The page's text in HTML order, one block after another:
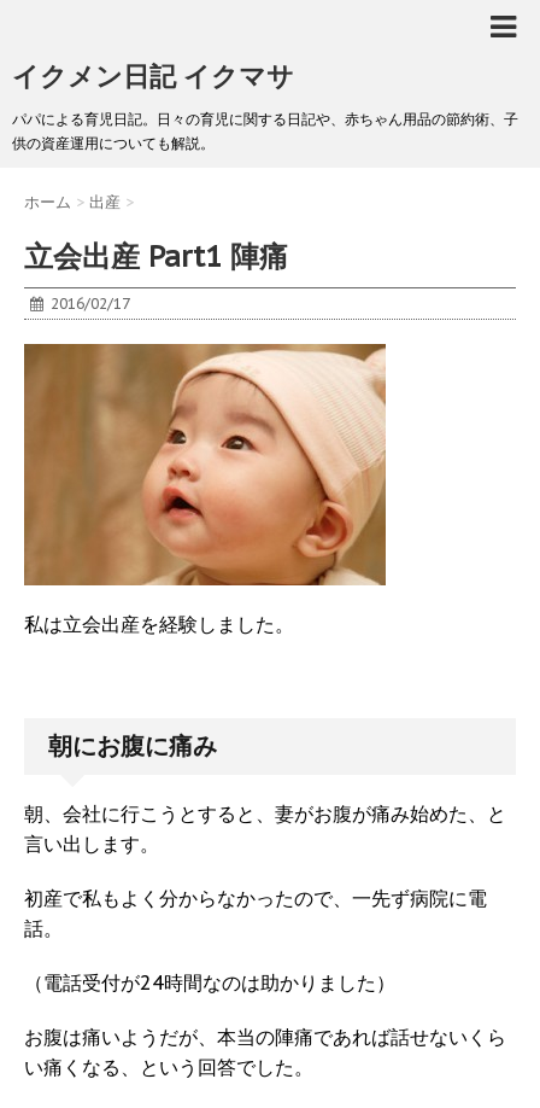
イクメン日記 イクマサ
パパによる育児日記。日々の育児に関する日記や、赤ちゃん用品の節約術、子
供の資産運用についても解説。
ホーム > 出産 >
立会出産 Part1 陣痛
2016/02/17
私は立会出産を経験しました。
朝にお腹に痛み
朝、会社に行こうとすると、妻がお腹が痛み始めた、と
言い出します。
初産で私もよく分からなかったので、一先ず病院に電
話。
（電話受付が24時間なのは助かりました）
お腹は痛いようだが、本当の陣痛であれば話せないくら
い痛くなる、という回答でした。